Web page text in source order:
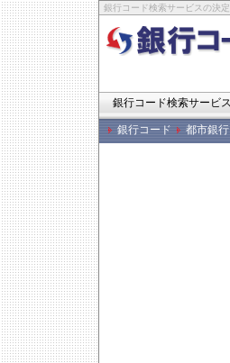
銀行コード検索サービスの決
銀行コード検索サービス
銀行コード 都市銀行